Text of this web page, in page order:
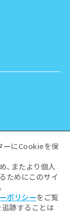
/
City .
ーにCookieを保
、またより個人
ためにこのサイ
ポリシーをご覧
追跡することは